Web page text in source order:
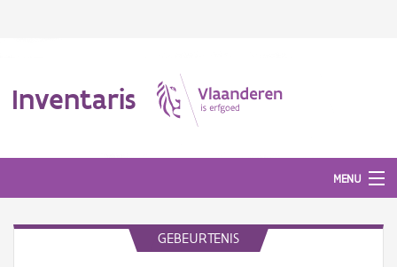
Inventaris
MENU
GEBEURTENIS